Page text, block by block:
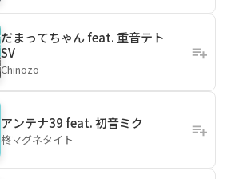
だまってちゃん feat. 重音テト
SV
Chinozo
アンテナ39 feat. 初音ミク
柊マグネタイト